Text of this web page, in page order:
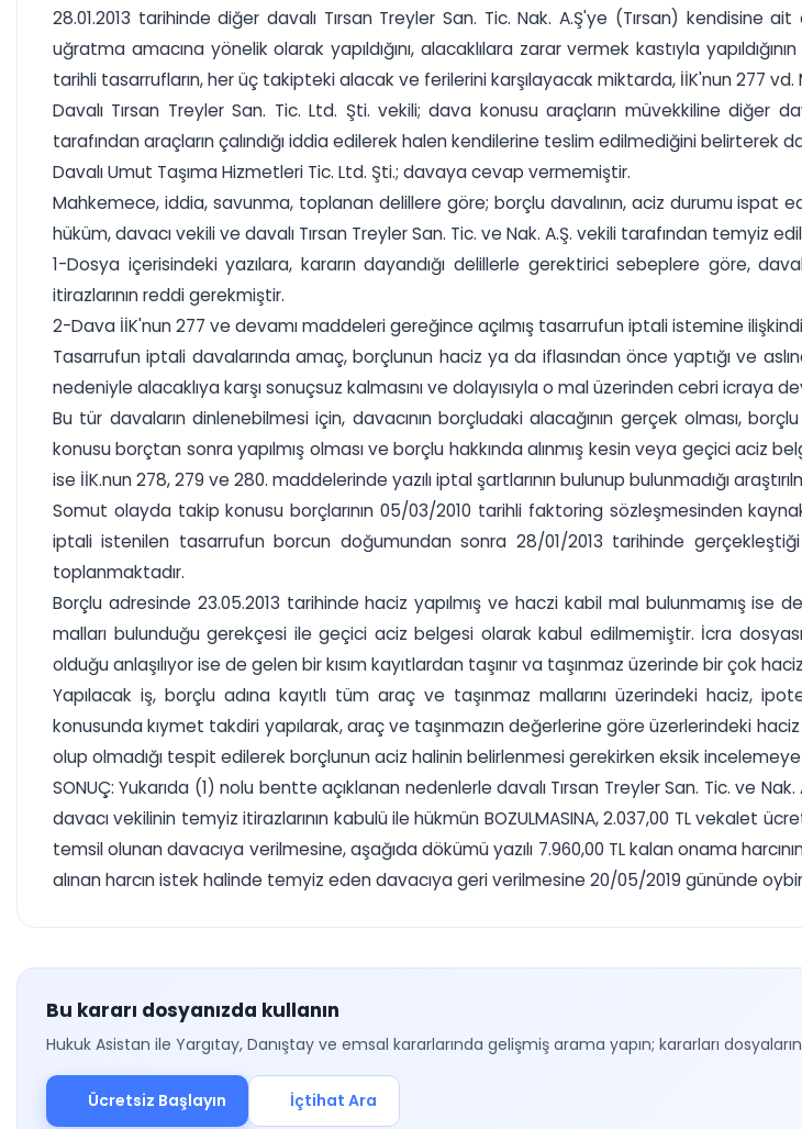
28.01.2013 tarihinde diğer davalı Tırsan Treyler San. Tic. Nak. A.Ş'ye (Tırsan) kendisine
uğratma amacına yönelik olarak yapıldığını, alacaklılara zarar vermek kastıyla
tarihli tasarrufların, her üç takipteki alacak ve ferilerini karşılayacak miktarda, İİK'nun 277
Davalı Tırsan Treyler San. Tic. Ltd. Şti. vekili; dava konusu araçların müvekkiline diğer
tarafından araçların çalındığı iddia edilerek halen kendilerine teslim edilmediğini belirterek
Davalı Umut Taşıma Hizmetleri Tic. Ltd. Şti.; davaya cevap vermemiştir.
Mahkemece, iddia, savunma, toplanan delillere göre; borçlu davalının, aciz durumu ispat
hüküm, davacı vekili ve davalı Tırsan Treyler San. Tic. ve Nak. A.Ş. vekili tarafından temyiz
1-Dosya içerisindeki yazılara, kararın dayandığı delillerle gerektirici sebeplere göre,
itirazlarının reddi gerekmiştir.
2-Dava İİK'nun 277 ve devamı maddeleri gereğince açılmış tasarrufun iptali istemine
Tasarrufun iptali davalarında amaç, borçlunun haciz ya da iflasından önce yaptığı ve
nedeniyle alacaklıya karşı sonuçsuz kalmasını ve dolayısıyla o mal üzerinden cebri icraya
Bu tür davaların dinlenebilmesi için, davacının borçludaki alacağının gerçek olması,
konusu borçtan sonra yapılmış olması ve borçlu hakkında alınmış kesin veya geçici aciz
ise İİK.nun 278, 279 ve 280. maddelerinde yazılı iptal şartlarının bulunup bulunmadığı
Somut olayda takip konusu borçlarının 05/03/2010 tarihli faktoring sözleşmesinden
iptali istenilen tasarrufun borcun doğumundan sonra 28/01/2013 tarihinde
toplanmaktadır.
Borçlu adresinde 23.05.2013 tarihinde haciz yapılmış ve haczi kabil mal bulunmamış ise
malları bulunduğu gerekçesi ile geçici aciz belgesi olarak kabul edilmemiştir. İcra
olduğu anlaşılıyor ise de gelen bir kısım kayıtlardan taşınır va taşınmaz üzerinde bir çok
Yapılacak iş, borçlu adına kayıtlı tüm araç ve taşınmaz mallarını üzerindeki haciz,
konusunda kıymet takdiri yapılarak, araç ve taşınmazın değerlerine göre üzerlerindeki
olup olmadığı tespit edilerek borçlunun aciz halinin belirlenmesi gerekirken eksik
SONUÇ: Yukarıda (1) nolu bentte açıklanan nedenlerle davalı Tırsan Treyler San. Tic. ve
davacı vekilinin temyiz itirazlarının kabulü ile hükmün BOZULMASINA, 2.037,00 TL vekalet
temsil olunan davacıya verilmesine, aşağıda dökümü yazılı 7.960,00 TL kalan onama
alınan harcın istek halinde temyiz eden davacıya geri verilmesine 20/05/2019 gününde
Bu kararı dosyanızda kullanın
Hukuk Asistan ile Yargıtay, Danıştay ve emsal kararlarında gelişmiş arama yapın; kararları
Ücretsiz Başlayın İçtihat Ara